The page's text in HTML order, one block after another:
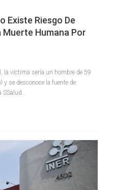
Existe Riesgo De
Muerte Humana Por
la víctima sería un hombre de 59
se desconoce la fuente de
SSalud…